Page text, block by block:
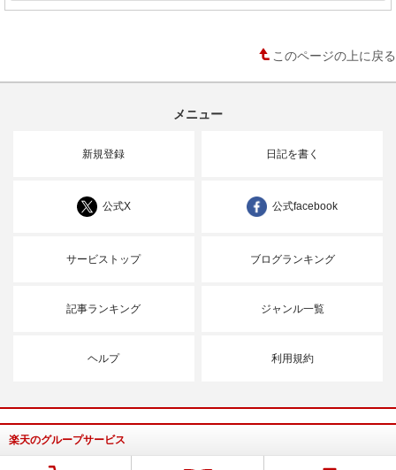
このページの上に戻る
メニュー
新規登録 日記を書く
公式X 公式facebook
サービストップ ブログランキング
記事ランキング ジャンル一覧
ヘルプ 利用規約
楽天のグループサービス